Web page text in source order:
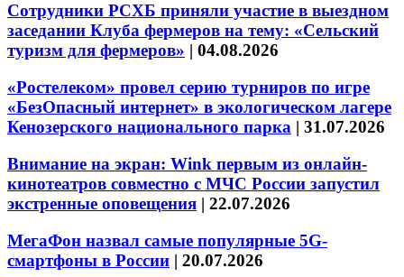
Сотрудники РСХБ приняли участие в выездном
заседании Клуба фермеров на тему: «Сельский
туризм для фермеров» | 04.08.2026
«Ростелеком» провел серию турниров по игре
«БезОпасный интернет» в экологическом лагере
Кенозерского национального парка | 31.07.2026
Внимание на экран: Wink первым из онлайн-
кинотеатров совместно с МЧС России запустил
экстренные оповещения | 22.07.2026
МегаФон назвал самые популярные 5G-
смартфоны в России | 20.07.2026